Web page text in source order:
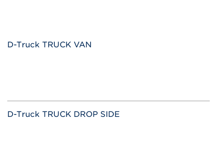
D-Truck TRUCK VAN
D-Truck TRUCK DROP SIDE